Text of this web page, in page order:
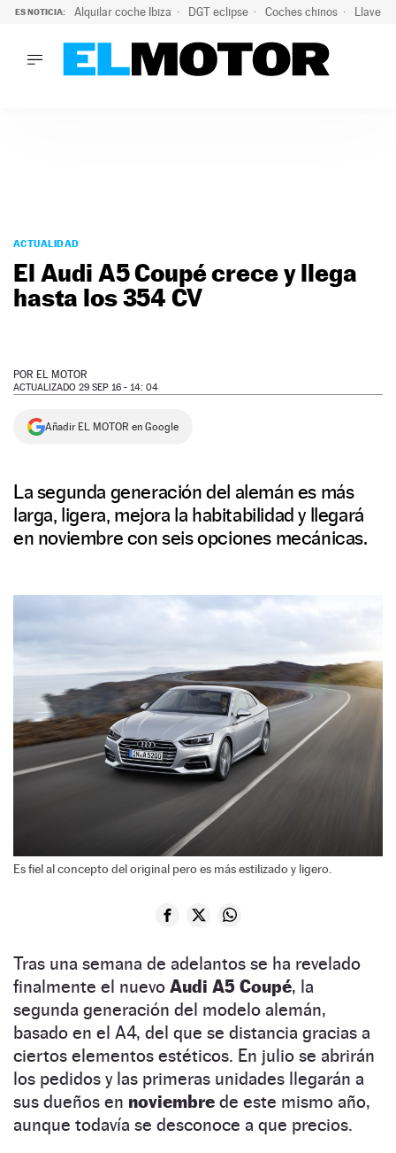
ES NOTICIA: Alquilar coche Ibiza DGT eclipse Coches chinos Llaves
PODCAST
MOTOS
TECNOLOGÍA
SERVICIOS
NEWSLETTER
ACTUALIDAD
El Audi A5 Coupé crece y llega
hasta los 354 CV
POR EL MOTOR
ACTUALIZADO 29 SEP 16 - 14: 04
Añadir EL MOTOR en Google
La segunda generación del alemán es más
larga, ligera, mejora la habitabilidad y llegará
en noviembre con seis opciones mecánicas.
Es fiel al concepto del original pero es más estilizado y ligero.
Tras una semana de adelantos se ha revelado
finalmente el nuevo Audi A5 Coupé, la
segunda generación del modelo alemán,
basado en el A4, del que se distancia gracias a
ciertos elementos estéticos. En julio se abrirán
los pedidos y las primeras unidades llegarán a
sus dueños en noviembre de este mismo año,
aunque todavía se desconoce a que precios.